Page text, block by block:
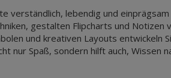
verständlich, lebendig und einprägsam
gestalten Flipcharts und Notizen
und kreativen Layouts entwickeln
nur Spaß, sondern hilft auch, Wissen